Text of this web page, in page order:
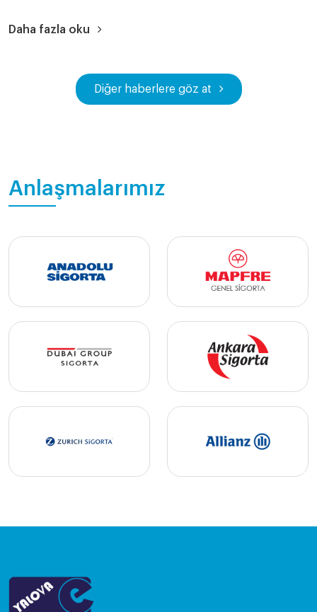
Daha fazla oku
Diğer haberlere göz at
Anlaşmalarımız